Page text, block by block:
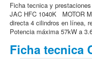
Ficha tecnica y
JAC HFC 1040K MOTOR
directa 4 cilindros en línea,
Potencia máxima 57kW a
Ficha tecnica